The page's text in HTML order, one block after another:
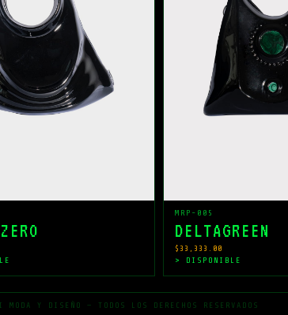
MRP-005
DELTAGREEN
$33,333.00
> DISPONIBLE
Y DISEÑO — TODOS LOS DERECHOS RESERVADOS